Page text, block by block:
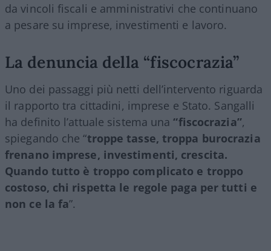
da vincoli fiscali e amministrativi che continuano
a pesare su imprese, investimenti e lavoro.
La denuncia della “fiscocrazia”
Uno dei passaggi più netti dell’intervento riguarda
il rapporto tra cittadini, imprese e Stato. Sangalli
ha definito l’attuale sistema una“fiscocrazia”,
spiegando che “troppe tasse, troppa burocrazia
frenano imprese, investimenti, crescita.
Quando tutto è troppo complicato e troppo
costoso, chi rispetta le regole paga per tutti e
non ce la fa”.